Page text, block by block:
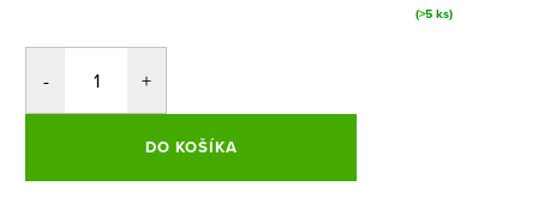
(>5 ks)
DO KOŠÍKA